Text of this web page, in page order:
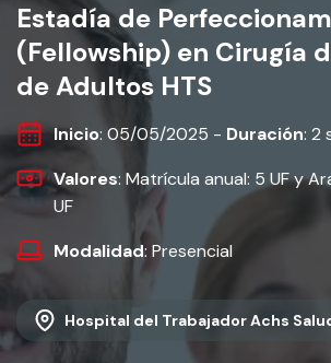
Estadía de
(Fellowship) en Cirugía
de Adultos HTS
Inicio: 05/05/2025 - Duración: 2
Valores: Matrícula anual: 5 UF y
UF
Modalidad: Presencial
Hospital del Trabajador Achs